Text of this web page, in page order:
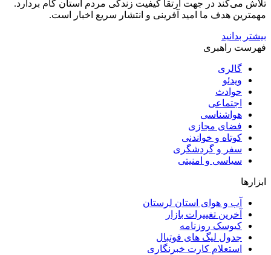
تلاش می‌کند در جهت ارتقا کیفیت زندگی مردم استان گام بردارد.
مهمترین هدف ما امید آفرینی و انتشار سریع اخبار است.
بیشتر بدانید
فهرست راهبری
گالری
ویدئو
حوادث
اجتماعی
هواشناسی
فضای مجازی
کوتاه و خواندنی
سفر و گردشگری
سیاسی و امنیتی
ابزارها
آب و هوای استان لرستان
آخرین تغییرات بازار
کیوسک روزنامه
جدول لیگ های فوتبال
استعلام کارت خبرنگاری